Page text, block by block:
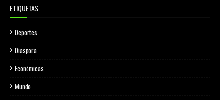
ETIQUETAS
Deportes
Diaspora
Económicas
Mundo